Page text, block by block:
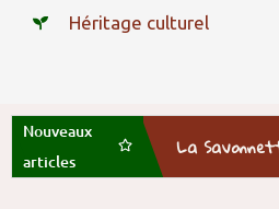
Héritage culturel
Nouveaux
articles